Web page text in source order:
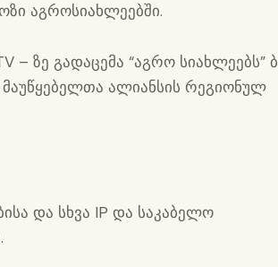
აგროსიახლეებში.
– ზე გადაცემა “აგრო სიახლეებს”
ალიანსის რეგიონულ
და სხვა IP და საკაბელო